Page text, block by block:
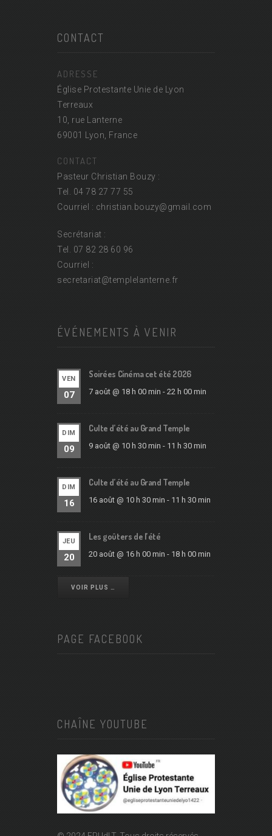
CONTACT
ADRESSE
Église Protestante Unie de Lyon
Terreaux
10, rue Lanterne
69001 Lyon, France
CONTACT
Pasteur Christian Bouzy :
Tel. 04 78 27 77 55
Courriel : christian.bouzy@gmail.com
Secrétariat :
Tel. 07 82 28 60 96
Courriel :
secretariat@templelanterne.fr
ÉVÉNEMENTS À VENIR
VEN
07
Soirées Cinéma cet été 2026
7 août @ 18 h 00 min - 22 h 00 min
DIM
09
Culte d’été au Grand Temple
9 août @ 10 h 30 min - 11 h 30 min
DIM
16
Culte d’été au Grand Temple
16 août @ 10 h 30 min - 11 h 30 min
JEU
20
Les goûters de l’été
20 août @ 16 h 00 min - 18 h 00 min
VOIR PLUS …
PAGE FACEBOOK
CHAÎNE YOUTUBE